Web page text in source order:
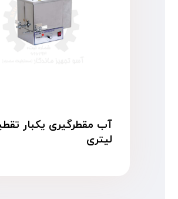
لیتری